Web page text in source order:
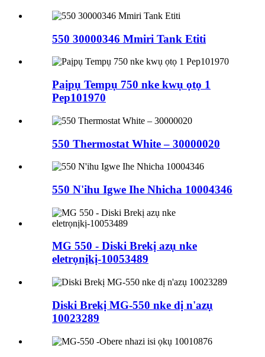
550 30000346 Mmiri Tank Etiti
Paịpụ Tempụ 750 nke kwụ ọtọ 1
Pep101970
550 Thermostat White – 30000020
550 N'ihu Igwe Ihe Nhicha 10004346
MG 550 - Diski Brekị azụ nke
eletrọnịkị-10053489
Diski Brekị MG-550 nke dị n'azụ
10023289